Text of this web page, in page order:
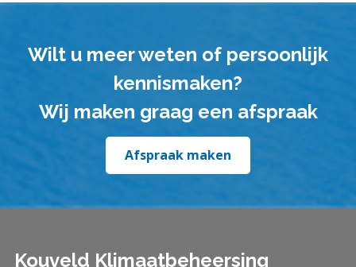
Wilt u meer weten of persoonlijk
kennismaken?
Wij maken graag een afspraak
Afspraak maken
Kouveld Klimaatbeheersing